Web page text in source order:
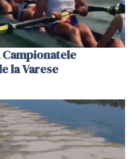
la Varese